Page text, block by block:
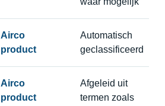
Airco
product
Automatisch
geclassificeerd
Airco
product
Afgeleid uit
termen zoals